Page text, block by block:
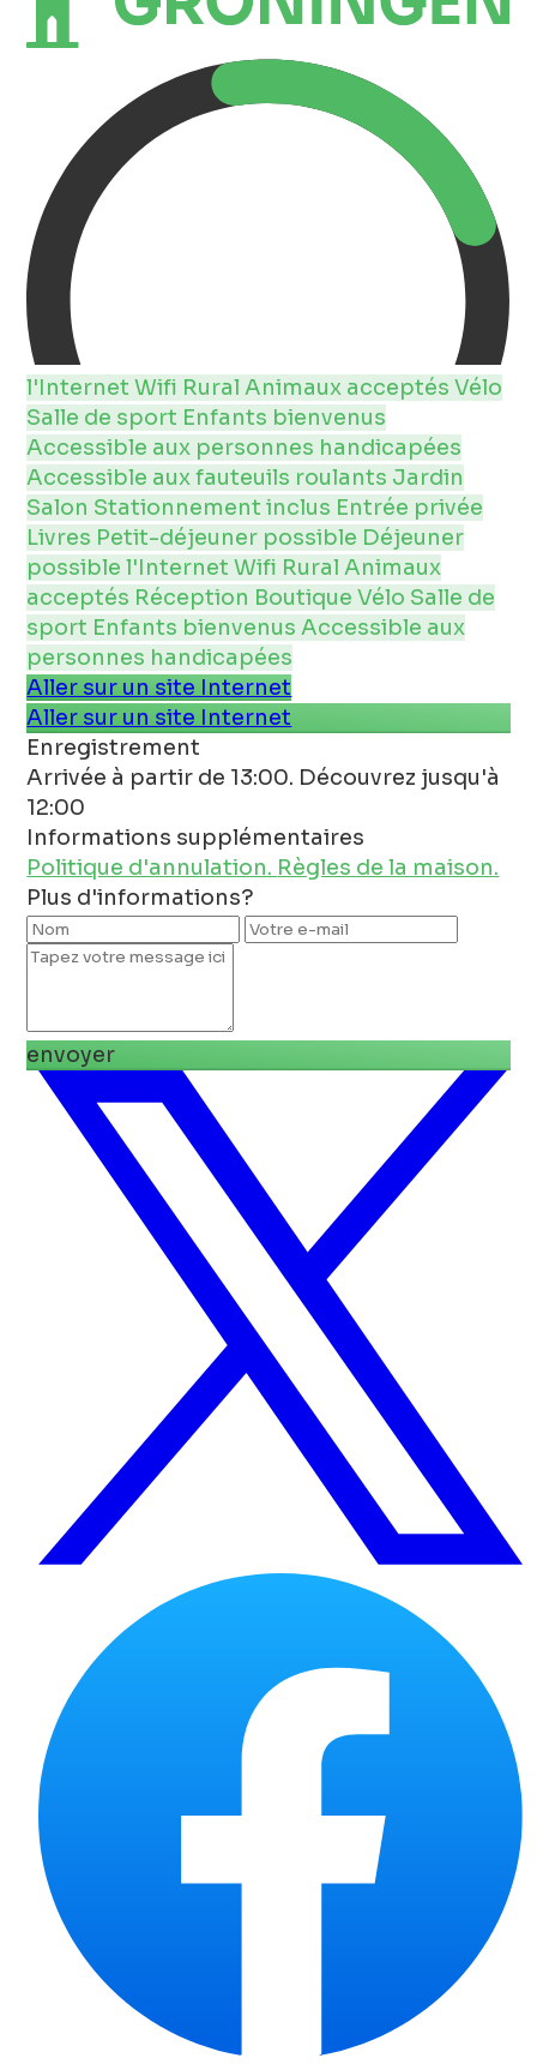
l'InternetWifi RuralAnimaux acceptésVélo
Salle de sport Enfants bienvenus
Accessible aux personnes handicapées
Accessible aux fauteuils roulants Jardin
Salon Stationnement inclus Entrée privée
Livres Petit-déjeuner possible Déjeuner
possiblel'InternetWifi RuralAnimaux
acceptés Réception BoutiqueVélo Salle de
sport Enfants bienvenusAccessible aux
personnes handicapées
Aller sur un site Internet
Aller sur un site Internet
Enregistrement
Arrivée à partir de 13:00. Découvrez jusqu'à
12:00
Informations supplémentaires
Politique d'annulation. Règles de la maison.
Plus d'informations?
envoyer